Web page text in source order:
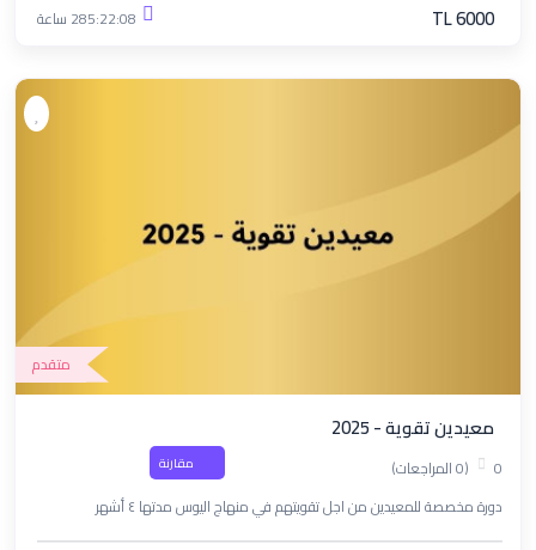
TL 6000 285:22:08 ساعة
متقدم
معيدين تقوية - 2025
0 (0 المراجعات) مقارنة
دورة مخصصة للمعيدين من اجل تقويتهم في منهاج اليوس مدتها ٤ أشهر